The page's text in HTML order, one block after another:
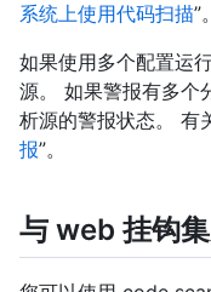
系统上使用代码扫描”。
如果使用多个配置运
源。 如果警报有多个
析源的警报状态。 有
报”。
与 web 挂钩